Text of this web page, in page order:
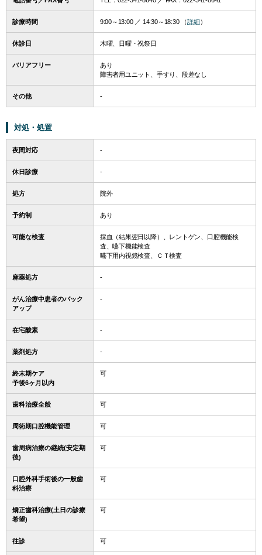
診療時間 9:00～13:00 ／ 14:30～18:30 （詳細）
休診日 木曜、日曜・祝祭日
バリアフリー
あり
障害者用ユニット、手すり、段差なし
その他 -
対処・処置
夜間対応 -
休日診療 -
処方 院外
予約制 あり
可能な検査
採血（結果翌日以降）、レントゲン、口腔機能検
査、嚥下機能検査
嚥下用内視鏡検査、ＣＴ検査
麻薬処方 -
がん治療中患者のバック
アップ
-
在宅酸素 -
薬剤処方 -
終末期ケア
予後6ヶ月以内
可
歯科治療全般 可
周術期口腔機能管理 可
歯周病治療の継続(安定期
後)
可
口腔外科手術後の一般歯
科治療
可
矯正歯科治療(土日の診療
希望)
可
往診 可